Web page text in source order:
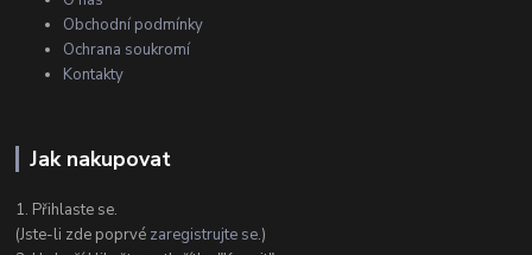
Obchodní podmínky
Ochrana soukromí
Kontakty
Jak nakupovat
1. Přihlaste se.
(Jste-li zde poprvé zaregistrujte se.)